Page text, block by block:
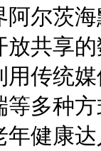
尔茨
共享
传统
多种
健康